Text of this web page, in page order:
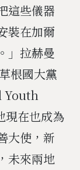
這些儀器
裝在加爾
」拉赫曼
根國大黨
Youth
現在也成為
大使，新
未來兩地